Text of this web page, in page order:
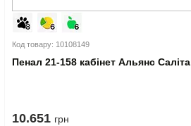
Код товару: 10108149
Пенал 21-158 кабінет Альянс Саліта
10.651 грн